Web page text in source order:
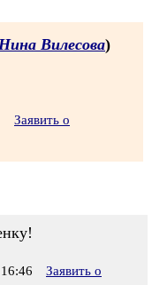
Вилесова)
Заявить о
Заявить о